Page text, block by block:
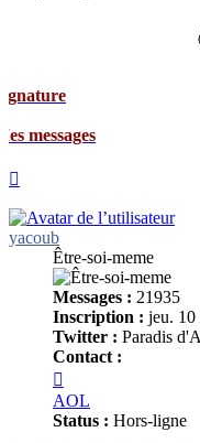
yacoub
Être-soi-meme
Messages : 21935
Inscription : jeu. 10
Twitter : Paradis
Contact :
yacoub
AOL
Status : Hors-ligne